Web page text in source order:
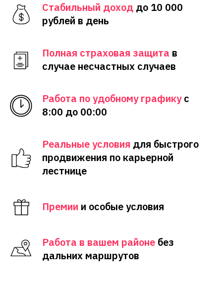
Стабильный доход до 10 000
рублей в день
Полная страховая защита в
случае несчастных случаев
Работа по удобному графикус
8:00 до 00:00
Реальные условия для быстрого
продвижения по карьерной
лестнице
Премии и особые условия
Работа в вашем районе без
дальних маршрутов